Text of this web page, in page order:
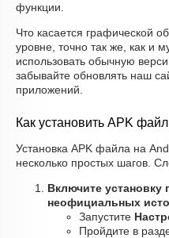
функции.
Что касается графической
уровне, точно так же, как и
использовать обычную
забывайте обновлять наш
приложений.
Как установить APK
Установка APK файла на
несколько простых шагов.
Включите установку
неофициальных
Запустите
Пройдите в